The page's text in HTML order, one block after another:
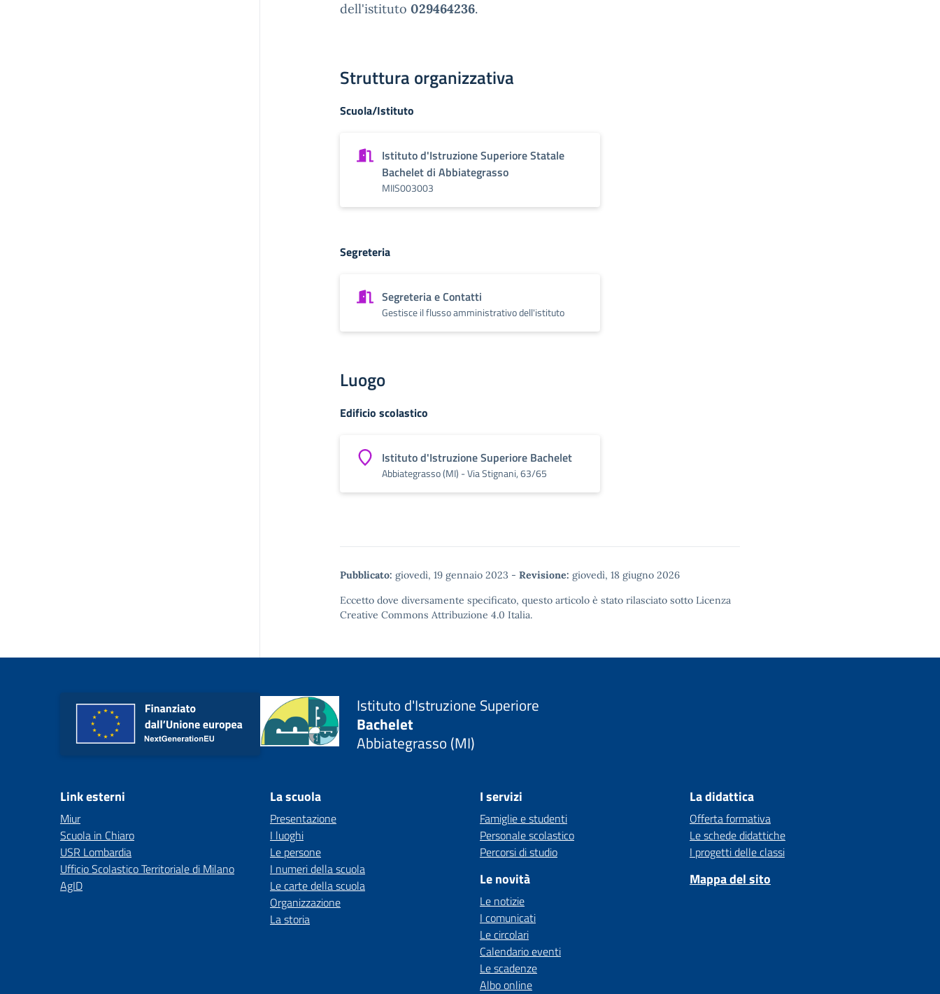
dell'istituto 029464236.
Struttura organizzativa
Scuola/Istituto
Istituto d'Istruzione Superiore Statale
Bachelet di Abbiategrasso
MIIS003003
Segreteria
Segreteria e Contatti
Gestisce il flusso amministrativo dell'istituto
Luogo
Edificio scolastico
Istituto d'Istruzione Superiore Bachelet
Abbiategrasso (MI) - Via Stignani, 63/65
Pubblicato: giovedì, 19 gennaio 2023 - Revisione: giovedì, 18 giugno 2026
Eccetto dove diversamente specificato, questo articolo è stato rilasciato sotto Licenza
Creative Commons Attribuzione 4.0 Italia.
Istituto d'Istruzione Superiore
Bachelet
Abbiategrasso (MI)
Link esterni
Miur
Scuola in Chiaro
USR Lombardia
Ufficio Scolastico Territoriale di Milano
AgID
La scuola
Presentazione
I luoghi
Le persone
I numeri della scuola
Le carte della scuola
Organizzazione
La storia
I servizi
Famiglie e studenti
Personale scolastico
Percorsi di studio
Le novità
Le notizie
I comunicati
Le circolari
Calendario eventi
Le scadenze
Albo online
La didattica
Offerta formativa
Le schede didattiche
I progetti delle classi
Mappa del sito